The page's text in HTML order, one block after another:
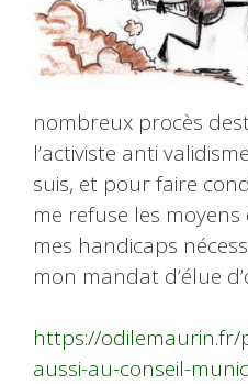
nombreux procès
l’activiste anti
suis, et pour faire
me refuse les
mes handicaps
mon mandat d’élue
https://odilemaurin.fr/
aussi-au-conseil-